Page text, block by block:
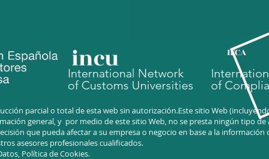
incu
International Network
of Customs Universities
IFCA
of
parcial o total de esta web sin autorización.Este sitio Web
general, y por medio de este sitio Web, no se presta ningún tipo
que pueda afectar a su empresa o negocio en base a la
asesores profesionales cualificados.
Política de Cookies.